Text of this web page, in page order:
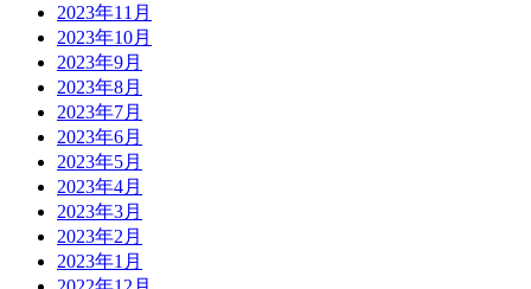
2023年11月
2023年10月
2023年9月
2023年8月
2023年7月
2023年6月
2023年5月
2023年4月
2023年3月
2023年2月
2023年1月